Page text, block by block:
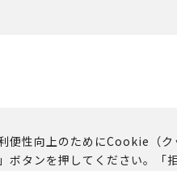
ェブサイトに掲載されるコン
便性向上のためにCookie（
ボタンを押してください。「